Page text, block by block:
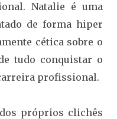
Natalie é uma
de forma hiper
cética sobre o
tudo conquistar o
profissional.
próprios clichês